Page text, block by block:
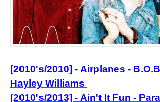
[2010's/2010] - Airplanes -
Hayley Williams
[2010's/2013] - Ain't It Fun -